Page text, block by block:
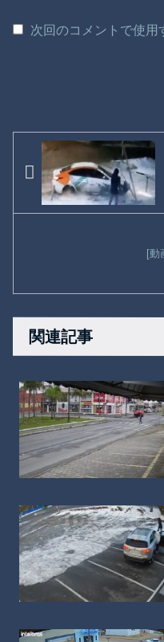
次回のコメントで使
[動
関連記事